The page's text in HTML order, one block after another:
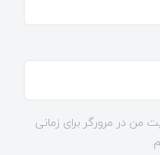
من در مرورگر برای زمانی